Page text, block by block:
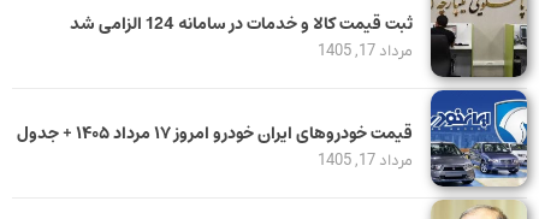
ثبت قیمت کالا و خدمات در سامانه 124 الزامی شد
مرداد 17, 1405
قیمت خودرو‌های ایران خودرو امروز ۱۷ مرداد ۱۴۰۵ + جدول
مرداد 17, 1405